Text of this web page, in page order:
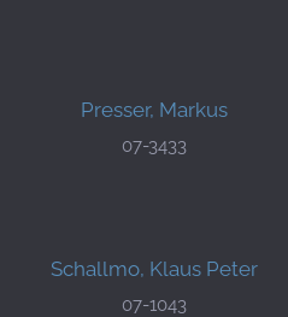
Presser, Markus
07-3433
Schallmo, Klaus Peter
07-1043